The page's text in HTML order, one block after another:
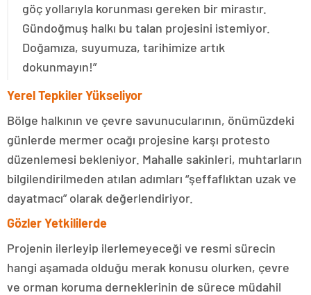
göç yollarıyla korunması gereken bir mirastır.
Gündoğmuş halkı bu talan projesini istemiyor.
Doğamıza, suyumuza, tarihimize artık
dokunmayın!”
Yerel Tepkiler Yükseliyor
Bölge halkının ve çevre savunucularının, önümüzdeki
günlerde mermer ocağı projesine karşı protesto
düzenlemesi bekleniyor. Mahalle sakinleri, muhtarların
bilgilendirilmeden atılan adımları “şeffaflıktan uzak ve
dayatmacı” olarak değerlendiriyor.
Gözler Yetkililerde
Projenin ilerleyip ilerlemeyeceği ve resmi sürecin
hangi aşamada olduğu merak konusu olurken, çevre
ve orman koruma derneklerinin de sürece müdahil